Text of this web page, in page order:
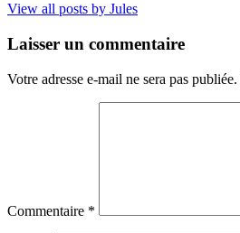
View all posts by Jules
Laisser un commentaire
Votre adresse e-mail ne sera pas publiée.
Commentaire *